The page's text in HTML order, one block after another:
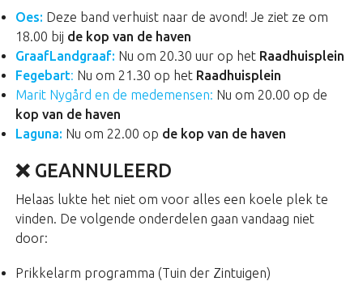
Oes: Deze band verhuist naar de avond! Je ziet ze om
18.00 bij de kop van de haven
GraafLandgraaf: Nu om 20.30 uur op het Raadhuisplein
Fegebart: Nu om 21.30 op het Raadhuisplein
Marit Nygård en de medemensen: Nu om 20.00 op de
kop van de haven
Laguna: Nu om 22.00 op de kop van de haven
❌ GEANNULEERD
Helaas lukte het niet om voor alles een koele plek te
vinden. De volgende onderdelen gaan vandaag niet
door:
Prikkelarm programma (Tuin der Zintuigen)